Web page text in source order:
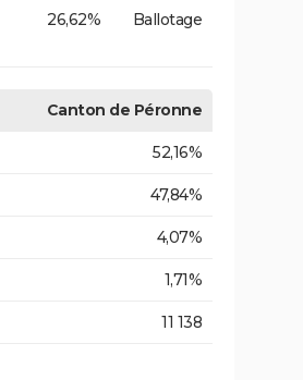
26,62% Ballotage
Canton de Péronne
52,16%
47,84%
4,07%
1,71%
11 138